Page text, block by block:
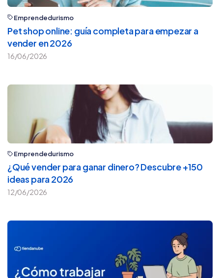
Emprendedurismo
Pet shop online: guía completa para empezar a
vender en 2026
16/06/2026
Emprendedurismo
¿Qué vender para ganar dinero? Descubre +150
ideas para 2026
12/06/2026